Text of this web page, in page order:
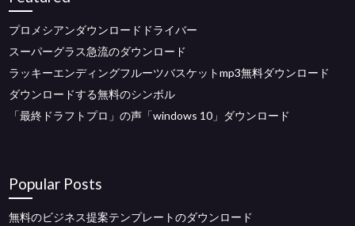
プロメシアンダウンロードドライバー
スーパーグラス急流のダウンロード
ラッキーエンディングフルーツバスケットmp3無料ダウンロード
ダウンロードする無料のシンボル
「最終ドラフトプロ」の声「windows 10」ダウンロード
Popular Posts
無料のビジネス提案テンプレートのダウンロード